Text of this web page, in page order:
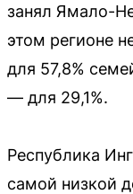
занял Ямало-
этом регионе
для 57,8%
— для 29,1%.
Республика
самой низкой